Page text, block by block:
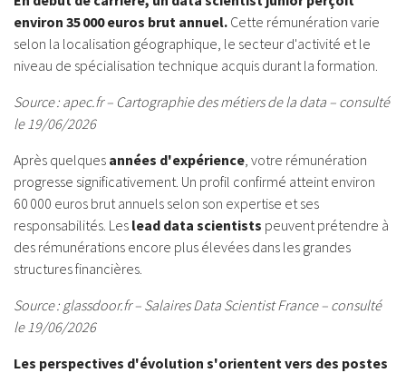
environ 35 000 euros brut annuel. Cette rémunération varie
selon la localisation géographique, le secteur d'activité et le
niveau de spécialisation technique acquis durant la formation.
Source : apec.fr – Cartographie des métiers de la data – consulté
le 19/06/2026
Après quelques années d'expérience, votre rémunération
progresse significativement. Un profil confirmé atteint environ
60 000 euros brut annuels selon son expertise et ses
responsabilités. Les lead data scientists peuvent prétendre à
des rémunérations encore plus élevées dans les grandes
structures financières.
Source : glassdoor.fr – Salaires Data Scientist France – consulté
le 19/06/2026
Les perspectives d'évolution s'orientent vers des postes